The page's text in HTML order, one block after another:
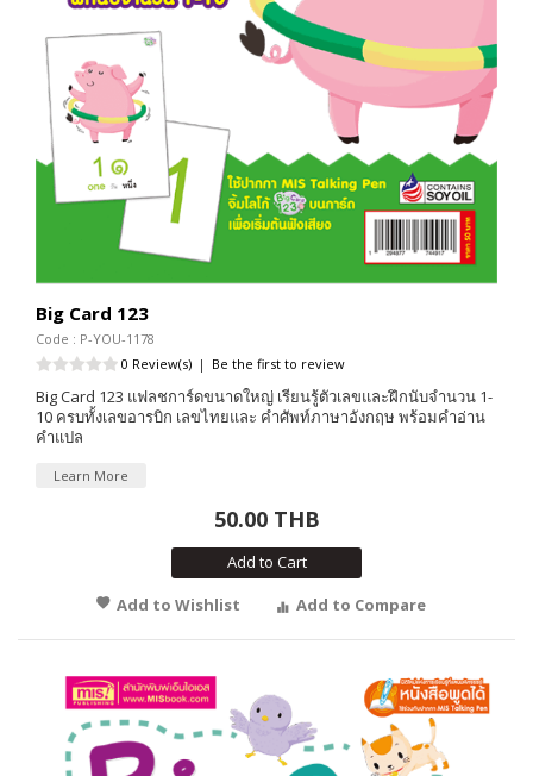
Big Card 123
Code : P-YOU-1178
0 Review(s) | Be the first to review
Big Card 123 แฟลชการ์ดขนาดใหญ่ เรียนรู้ตัวเลขและฝึกนับจำนวน 1-
10 ครบทั้งเลขอารบิก เลขไทยและ คำศัพท์ภาษาอังกฤษ พร้อมคำอ่าน
คำแปล
Learn More
50.00 THB
Add to Cart
Add to Wishlist
Add to Compare